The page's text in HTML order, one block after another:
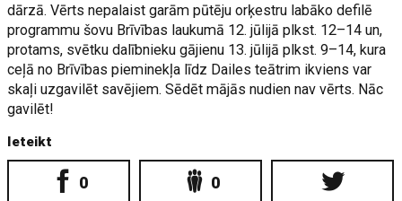
dārzā. Vērts nepalaist garām pūtēju orķestru labāko defilē
programmu šovu Brīvības laukumā 12. jūlijā plkst. 12–14 un,
protams, svētku dalībnieku gājienu 13. jūlijā plkst. 9–14, kura
ceļā no Brīvības pieminekļa līdz Dailes teātrim ikviens var
skaļi uzgavilēt savējiem. Sēdēt mājās nudien nav vērts. Nāc
gavilēt!
Ieteikt
0 0